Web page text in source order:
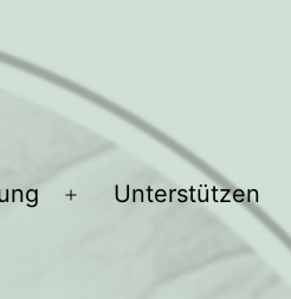
Menü
Unterstützen